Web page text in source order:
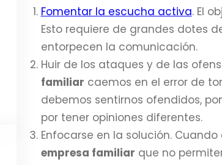
Fomentar la escucha activa. El
Esto requiere de grandes dotes
entorpecen la comunicación.
Huir de los ataques y de las
familiar caemos en el error de
debemos sentirnos ofendidos,
por tener opiniones diferentes.
Enfocarse en la solución. Cuando
empresa familiar que no